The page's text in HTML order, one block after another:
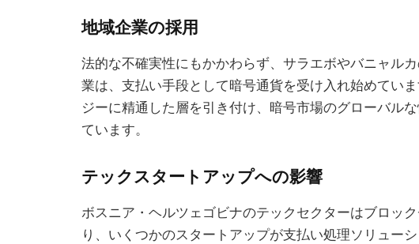
地域企業の採用
法的な不確実性にもかかわらず、サラエボやバニャル
業は、支払い手段として暗号通貨を受け入れ始めてい
ジーに精通した層を引き付け、暗号市場のグローバル
ています。
テックスタートアップへの影響
ボスニア・ヘルツェゴビナのテックセクターはブロッ
り、いくつかのスタートアップが支払い処理ソリュー